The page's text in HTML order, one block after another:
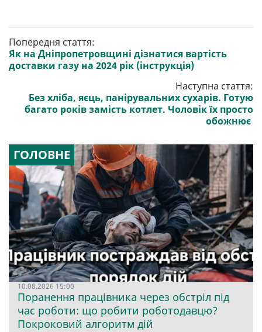
Попередня стаття:
Як на Дніпропетровщині дізнатися вартість
доставки газу на 2024 рік (інструкція)
Наступна стаття:
Без хліба, яєць, панірувальних сухарів. Готую
багато років замість котлет. Чоловік їх просто
обожнює
ГОЛОВНЕ
10.08.2026 15:00
Поранення працівника через обстріл під
час роботи: що робити роботодавцю?
Покроковий алгоритм дій